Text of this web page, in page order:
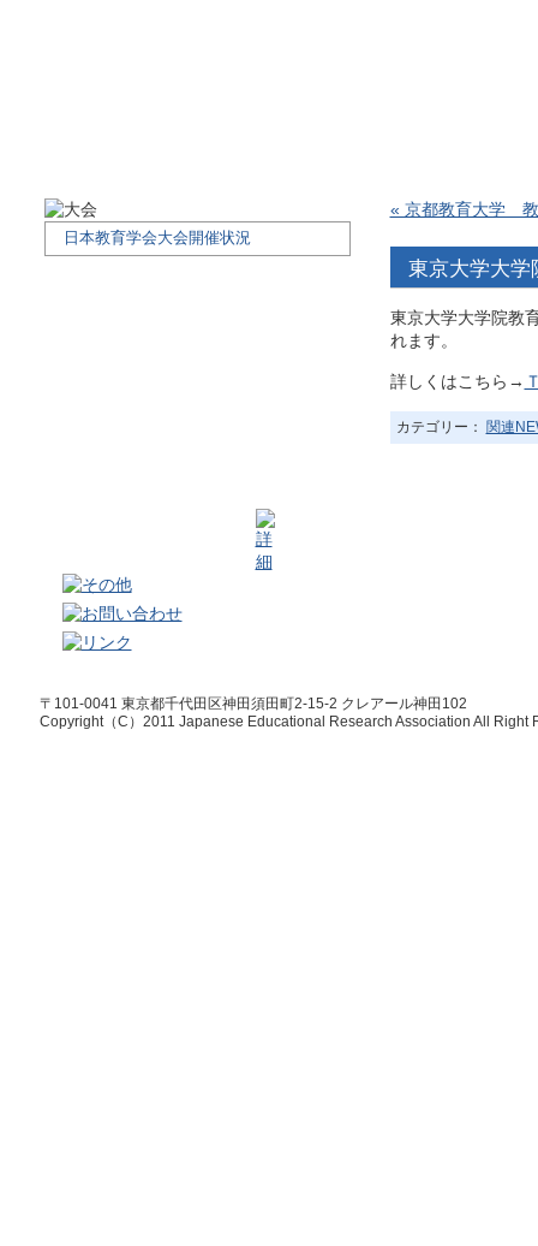
日本教育学会大会開催状況
« 京都教育大学
東京大学大
東京大学大学院教
れます。
詳しくはこちら→
カテゴリー： 関連
〒101-0041 東京都千代田区神田須田町2-15-2 クレアール神田102
Copyright（C）2011 Japanese Educational Research Association All Right